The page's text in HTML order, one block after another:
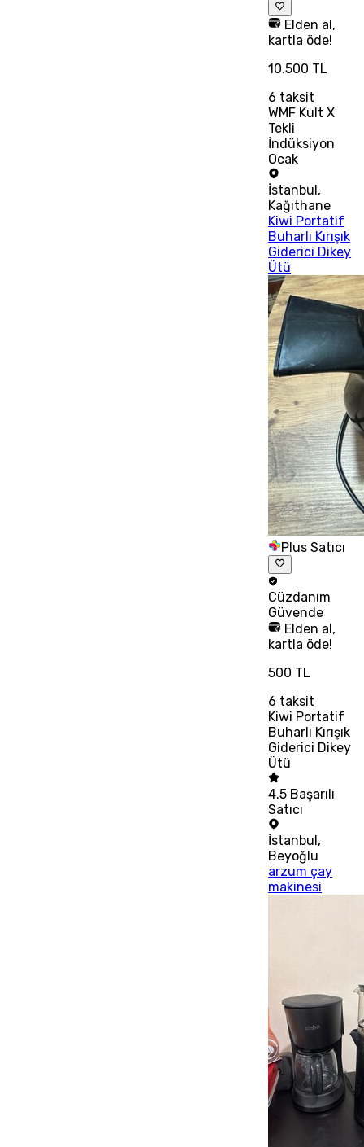
Elden al,
kartla öde!
10.500 TL
6 taksit
WMF Kult X
Tekli
İndüksiyon
Ocak
İstanbul ,
Kağıthane
Kiwi Portatif
Buharlı Kırışık
Giderici Dikey
Ütü
Plus Satıcı
Cüzdanım
Güvende
Elden al,
kartla öde!
500 TL
6 taksit
Kiwi Portatif
Buharlı Kırışık
Giderici Dikey
Ütü
4.5 Başarılı
Satıcı
İstanbul,
Beyoğlu
arzum çay
makinesi